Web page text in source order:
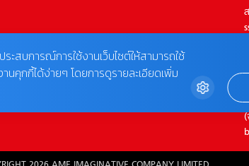
ะสบการณ์การใช้งานเว็บไซต์ให้สามารถใช้
คุกกี้ได้ง่ายๆ โดยการดูรายละเอียดเพิ่ม